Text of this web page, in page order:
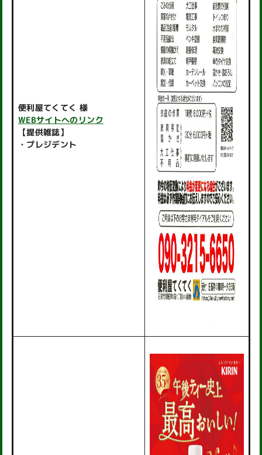
便利屋てくてく 様
WEBサイトへのリンク
【提供雑誌】
・プレジデント